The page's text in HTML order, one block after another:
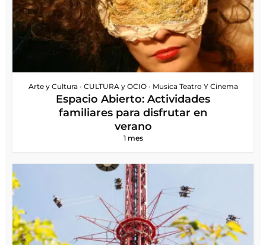
Arte y Cultura • CULTURA y OCIO • Musica Teatro Y Cinema
Espacio Abierto: Actividades
familiares para disfrutar en
verano
1 mes